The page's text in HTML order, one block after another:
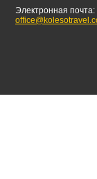
Электронная почта: